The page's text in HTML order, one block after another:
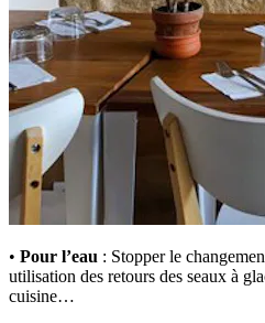
• Pour l’eau : Stopper le
utilisation des retours des seaux à
cuisine…